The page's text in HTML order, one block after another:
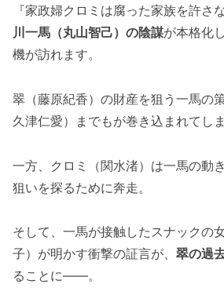
『家政婦クロミは腐った家族を許さ
川一馬（丸山智己）の陰謀が本格化
機が訪れます。
翠（藤原紀香）の財産を狙う一馬の
久津仁愛）までもが巻き込まれてしま
一方、クロミ（関水渚）は一馬の動
狙いを探るために奔走。
そして、一馬が接触したスナックの
子）が明かす衝撃の証言が、 翠の過
ることに――。